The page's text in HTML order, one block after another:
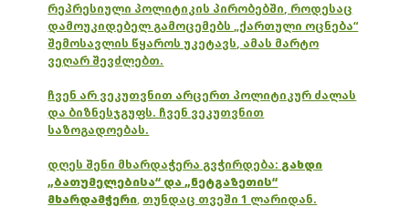
რეპრესიული პოლიტიკის პირობებში, როდესაც
დამოუკიდებელ გამოცემებს „ქართული ოცნება“
შემოსავლის წყაროს უკეტავს, ამას მარტო
ვეღარ შევძლებთ.
ჩვენ არ ვეკუთვნით არცერთ პოლიტიკურ ძალას
და ბიზნესჯგუფს. ჩვენ ვეკუთვნით
საზოგადოებას.
დღეს შენი მხარდაჭერა გვჭირდება: გახდი
„ბათუმელებისა“ და „ნეტგაზეთის“
მხარდამჭერი, თუნდაც თვეში 1 ლარიდან.